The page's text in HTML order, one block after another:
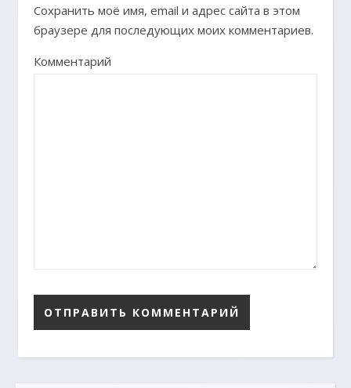
Сохранить моё имя, email и адрес сайта в этом
браузере для последующих моих комментариев.
Комментарий